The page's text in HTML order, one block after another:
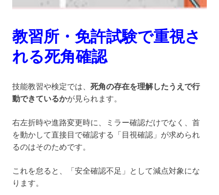
教習所・免許試験で重視さ
れる死角確認
技能教習や検定では、 死角の存在を理解したうえで行
動できているかが見られます。
右左折時や進路変更時に、ミラー確認だけでなく、首
を動かして直接目で確認する「目視確認」が求められ
るのはそのためです。
これを怠ると、「安全確認不足」として減点対象にな
ります。